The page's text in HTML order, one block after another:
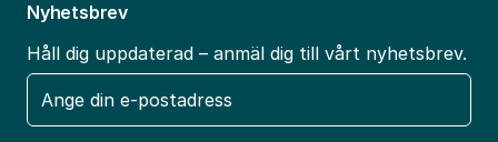
Nyhetsbrev
Håll dig uppdaterad – anmäl dig till vårt nyhetsbrev.
E-
post